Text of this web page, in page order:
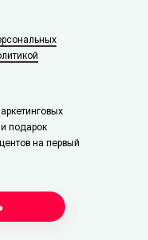
подарок
на первый